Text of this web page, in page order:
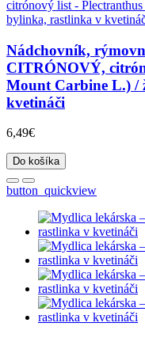
Nádchovník,
CITRÓNOVÝ,
Mount Carbine L.) /
kvetináči
6,49€
Do košíka
button_quickview